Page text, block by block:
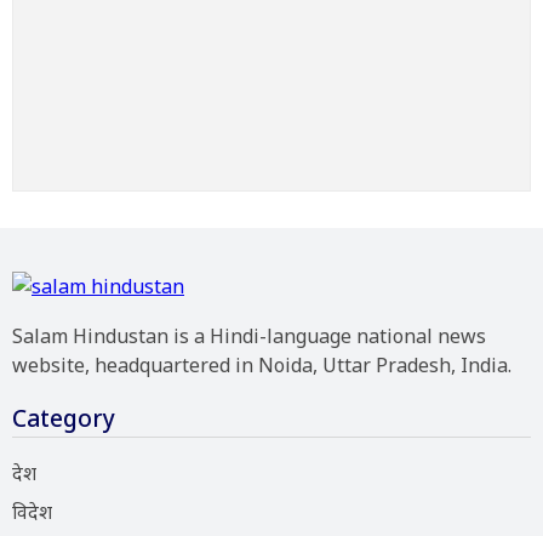
Salam Hindustan is a Hindi-language national news
website, headquartered in Noida, Uttar Pradesh, India.
Category
देश
विदेश